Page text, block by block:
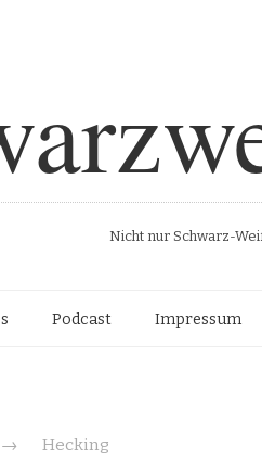
Nicht nur Schwarz-
Podcast Impressum
→ Hecking